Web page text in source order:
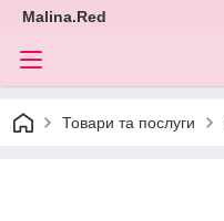
Malina.Red
Товари та послуги